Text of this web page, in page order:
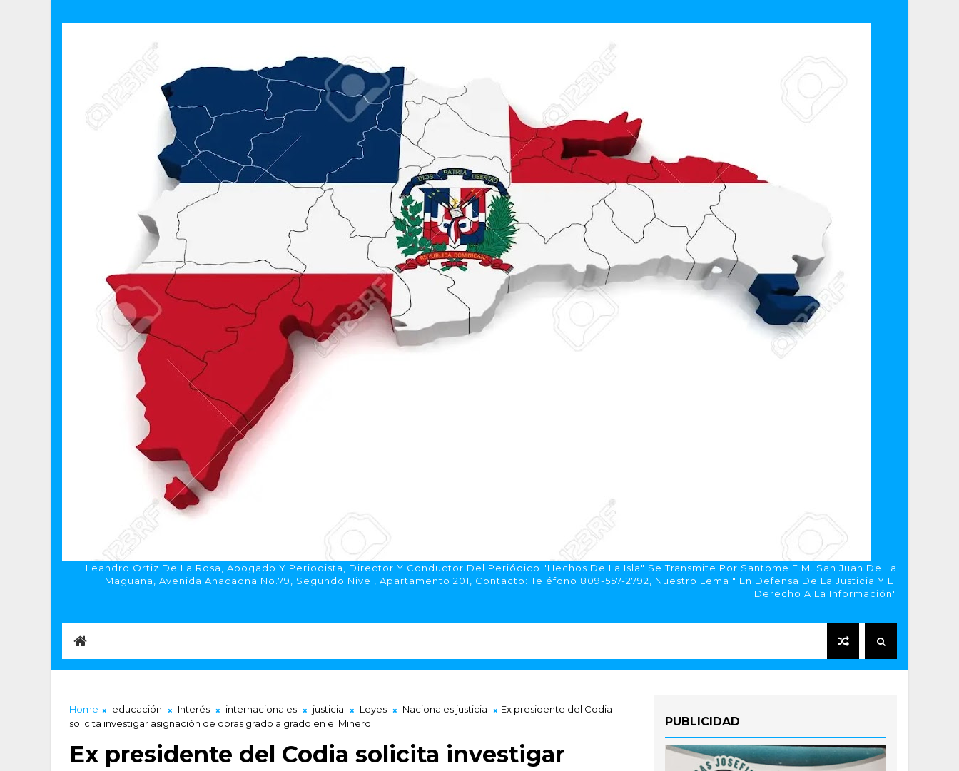
Leandro Ortiz De La Rosa, Abogado Y Periodista, Director Y Conductor Del Periódico "Hechos De La Isla" Se Transmite Por Santome F.M. San Juan De La
Maguana, Avenida Anacaona No.79, Segundo Nivel, Apartamento 201, Contacto: Teléfono 809-557-2792, Nuestro Lema " En Defensa De La Justicia Y El
Derecho A La Información"
Home educación Interés internacionales justicia Leyes Nacionales justicia
Ex presidente del Codia
solicita investigar asignación de obras grado a grado en el Minerd
Ex presidente del Codia solicita investigar
PUBLICIDAD